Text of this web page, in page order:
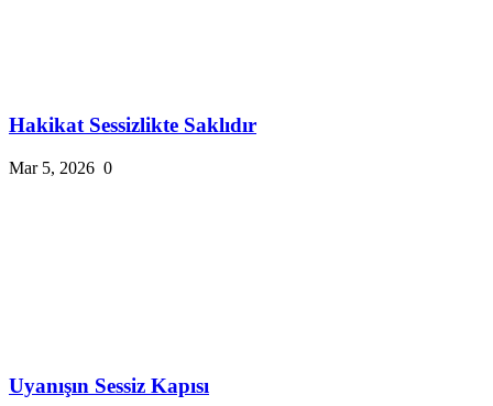
Hakikat Sessizlikte Saklıdır
Mar 5, 2026 0
Uyanışın Sessiz Kapısı